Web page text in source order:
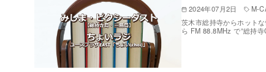
2024年07月2日
M-
茨木市総持寺からホット
ら FM 88.8MHz で”総持